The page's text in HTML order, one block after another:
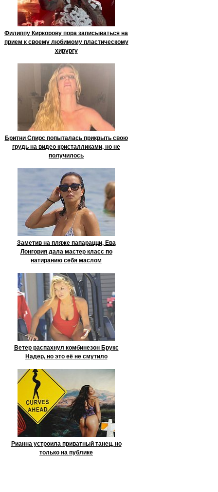
Филиппу Киркорову пора записываться на
прием к своему любимому пластическому
хирургу
Бритни Спирс попыталась прикрыть свою
грудь на видео кристалликами, но не
получилось
Заметив на пляже папарацци, Ева
Лонгория дала мастер класс по
натиранию себя маслом
Ветер распахнул комбинезон Брукс
Надер, но это её не смутило
Рианна устроила приватный танец, но
только на публике